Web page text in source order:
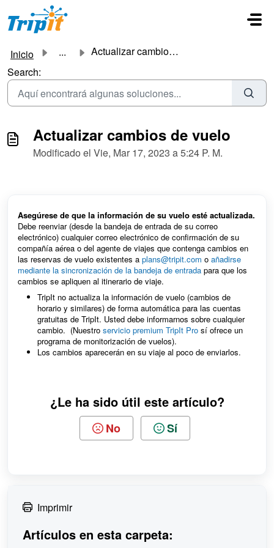
Saltar al contenido principal
Inicio ...
Actualizar cambios de vuelo
Search:
Actualizar cambios de vuelo
Modificado el Vie, Mar 17, 2023 a 5:24 P. M.
Asegúrese de que la información de su vuelo esté actualizada.
Debe reenviar (desde la bandeja de entrada de su correo
electrónico) cualquier correo electrónico de confirmación de su
compañía aérea o del agente de viajes que contenga cambios en
las reservas de vuelo existentes a plans@tripit.com o añadirse
mediante la sincronización de la bandeja de entrada para que los
cambios se apliquen al itinerario de viaje.
TripIt no actualiza la información de vuelo (cambios de
horario y similares) de forma automática para las cuentas
gratuitas de TripIt. Usted debe informarnos sobre cualquier
cambio. (Nuestro servicio premium TripIt Pro sí ofrece un
programa de monitorización de vuelos).
Los cambios aparecerán en su viaje al poco de enviarlos.
¿Le ha sido útil este artículo?
No Sí
Imprimir
Artículos en esta carpeta: